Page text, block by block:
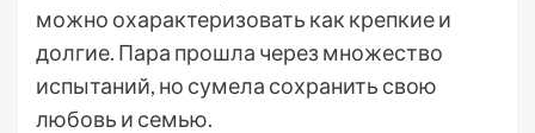
можно охарактеризовать как крепкие и
долгие. Пара прошла через множество
испытаний, но сумела сохранить свою
любовь и семью.